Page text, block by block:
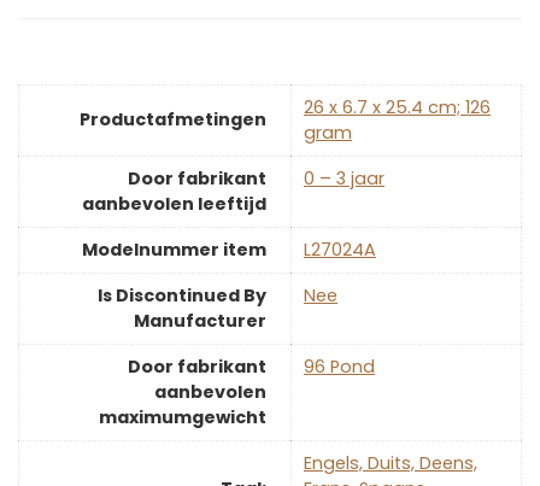
Productafmetingen
‎26 x 6.7 x 25.4 cm; 126
gram
Door fabrikant
aanbevolen leeftijd
‎0 – 3 jaar
Modelnummer item
‎L27024A
Is Discontinued By
Manufacturer
‎Nee
Door fabrikant
aanbevolen
maximumgewicht
‎96 Pond
‎Engels, Duits, Deens,